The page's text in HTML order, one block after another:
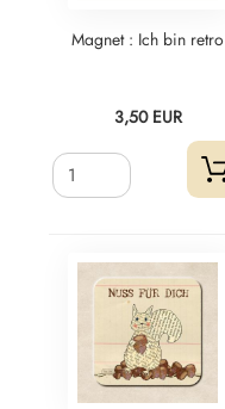
Magnet : Ich bin retro
3,50 EUR